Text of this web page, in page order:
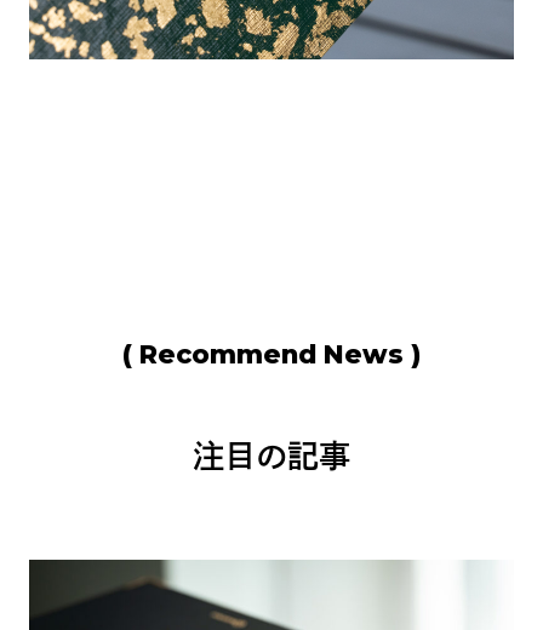
( Recommend News )
注目の記事